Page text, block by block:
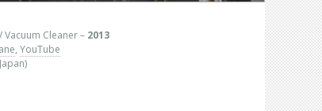
Cleaner – 2013
, YouTube